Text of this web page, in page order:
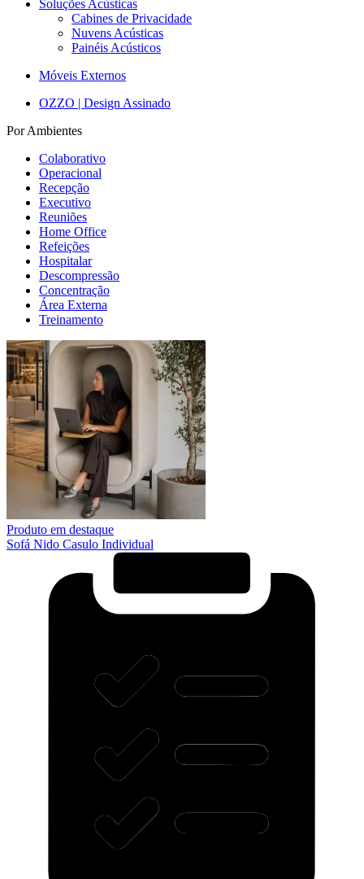
Soluções Acústicas
Cabines de Privacidade
Nuvens Acústicas
Painéis Acústicos
Móveis Externos
OZZO | Design Assinado
Por Ambientes
Colaborativo
Operacional
Recepção
Executivo
Reuniões
Home Office
Refeições
Hospitalar
Descompressão
Concentração
Área Externa
Treinamento
Produto em destaque
Sofá Nido Casulo Individual